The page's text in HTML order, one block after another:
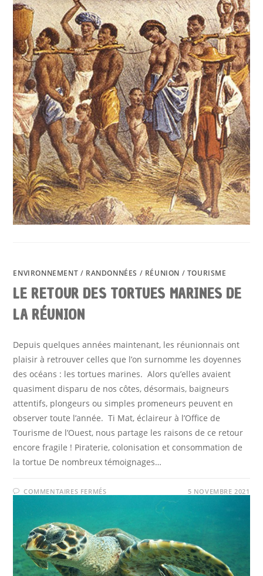
ENVIRONNEMENT / RANDONNÉES / RÉUNION / TOURISME
LE RETOUR DES TORTUES MARINES DE
LA RÉUNION
Depuis quelques années maintenant, les réunionnais ont
plaisir à retrouver celles que l’on surnomme les doyennes
des océans : les tortues marines. Alors qu’elles avaient
quasiment disparu de nos côtes, désormais, baigneurs
attentifs, plongeurs ou simples promeneurs peuvent en
observer toute l’année. Ti Mat, éclaireur à l’Office de
Tourisme de l’Ouest, nous partage les raisons de ce retour
encore fragile ! Piraterie, colonisation et consommation de
la tortue De nombreux témoignages…
COMMENTAIRES FERMÉSSUR
LE
MARINES
DE
LA
RÉUNION
5 NOVEMBRE 2021